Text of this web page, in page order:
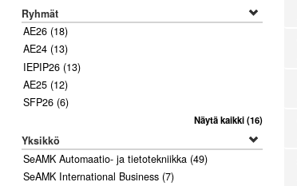
Ryhmät
AE26 (18)
AE24 (13)
IEPIP26 (13)
AE25 (12)
SFP26 (6)
Näytä kaikki(16)
Yksikkö
SeAMK Automaatio- ja tietotekniikka (49)
SeAMK International Business (7)